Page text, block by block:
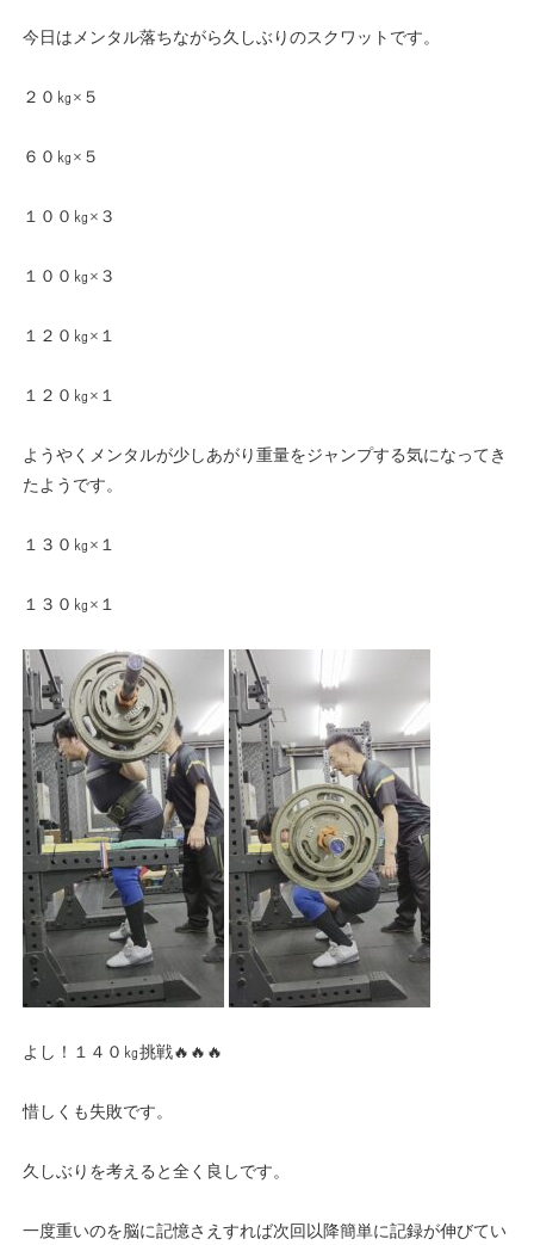
今日はメンタル落ちながら久しぶりのスクワットです。
２０㎏×５
６０㎏×５
１００㎏×３
１００㎏×３
１２０㎏×１
１２０㎏×１
ようやくメンタルが少しあがり重量をジャンプする気になってき
たようです。
１３０㎏×１
１３０㎏×１
よし！１４０㎏挑戦🔥🔥🔥
惜しくも失敗です。
久しぶりを考えると全く良しです。
一度重いのを脳に記憶さえすれば次回以降簡単に記録が伸びてい